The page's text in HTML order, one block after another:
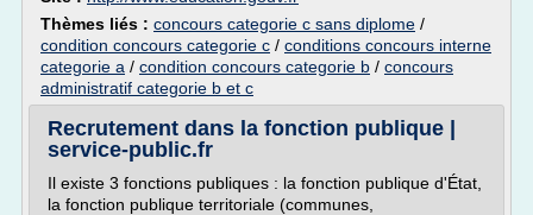
Thèmes liés : concours categorie c sans diplome /
condition concours categorie c / conditions concours interne
categorie a / condition concours categorie b / concours
administratif categorie b et c
Recrutement dans la fonction publique |
service-public.fr
Il existe 3 fonctions publiques : la fonction publique d'État,
la fonction publique territoriale (communes,